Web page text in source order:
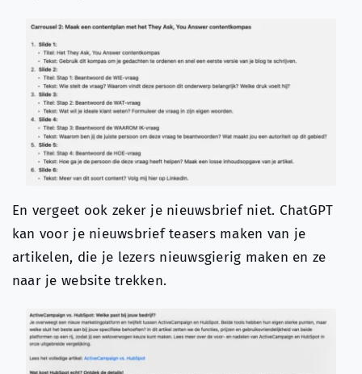
En vergeet ook zeker je nieuwsbrief niet. ChatGPT
kan voor je nieuwsbrief teasers maken van je
artikelen, die je lezers nieuwsgierig maken en ze
naar je website trekken.